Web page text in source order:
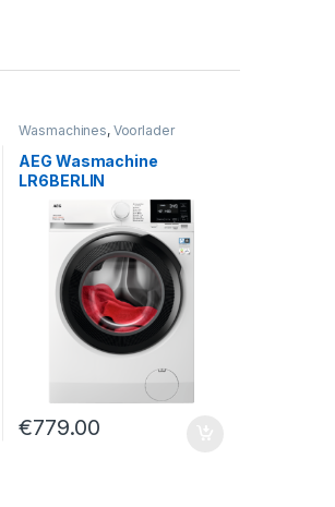
Wasmachines, Voorlader
AEG Wasmachine
LR6BERLIN
€779.00